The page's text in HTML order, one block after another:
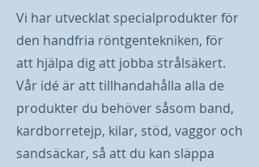
Vi har utvecklat specialprodukter för
den handfria röntgentekniken, för
att hjälpa dig att jobba strålsäkert.
Vår idé är att tillhandahålla alla de
produkter du behöver såsom band,
kardborretejp, kilar, stöd, vaggor och
sandsäckar, så att du kan släppa